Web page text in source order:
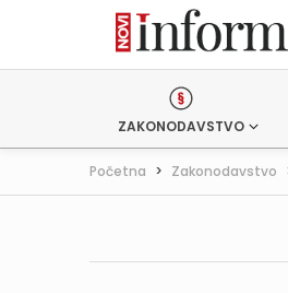
ZAKONODAVSTVO
Početna > Zakonodavstvo